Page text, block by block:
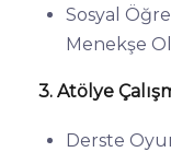
Sosyal
Menekşe
3. Atölye
Derste